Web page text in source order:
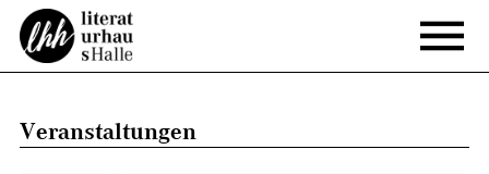
Veranstaltungen